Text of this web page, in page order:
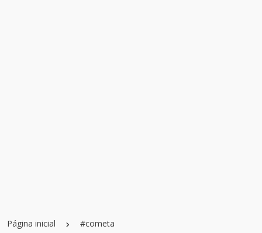
Página inicial #cometa